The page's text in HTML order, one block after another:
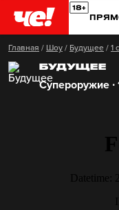
Главная / Шоу / Будущее / 1
БУДУЩЕЕ
Супероружие ∙